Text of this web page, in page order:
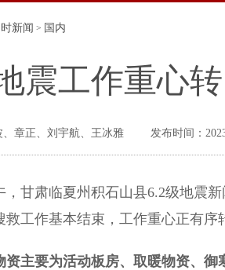
新闻 > 国内
震工作重心
章正、刘宇航、王冰雅 发布时间：
甘肃临夏州积石山县6.2级地震新
工作基本结束，工作重心正有序
资主要为活动板房、取暖物资、御